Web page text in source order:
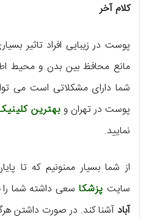
کلام آخر
پوست در زیبایی افراد تاثیر
مانع محافظ بین بدن و محیط
شما دارای مشکلاتی است می
پوست در تهران وبهترین
نمایید.
از شما بسیار ممنونیم که تا
سایت پزشکا سعی داشته شما را
آباد آشنا کند. در صورت داشتن